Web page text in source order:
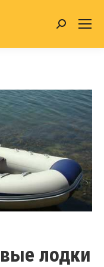
Search:
лодки